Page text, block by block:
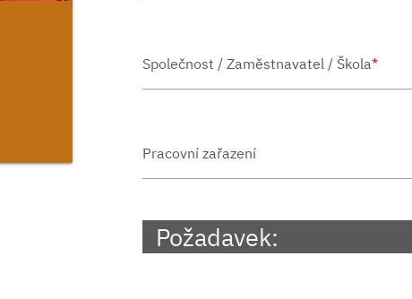
Společnost / Zaměstnavatel / Škola*
Pracovní zařazení
Požadavek: